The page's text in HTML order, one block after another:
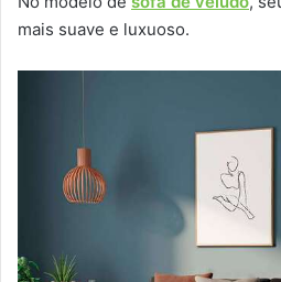
mais suave e luxuoso.